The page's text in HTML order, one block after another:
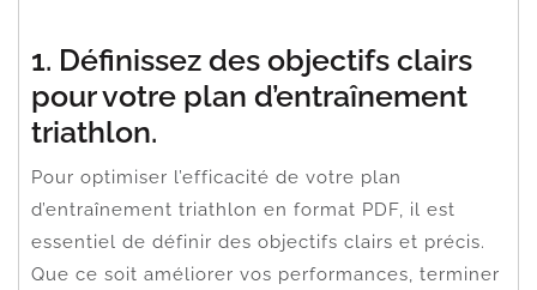
1. Définissez des objectifs clairs
pour votre plan d’entraînement
triathlon.
Pour optimiser l’efficacité de votre plan
d’entraînement triathlon en format PDF, il est
essentiel de définir des objectifs clairs et précis.
Que ce soit améliorer vos performances, terminer